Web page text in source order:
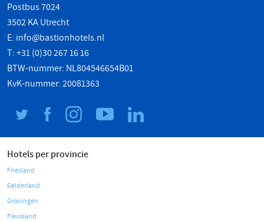
Postbus 7024
3502 KA Utrecht
E: info@bastionhotels.nl
T: +31 (0)30 267 16 16
BTW-nummer: NL804546654B01
KvK-nummer: 20081363
Hotels per provincie
Friesland
Gelderland
Groningen
Flevoland